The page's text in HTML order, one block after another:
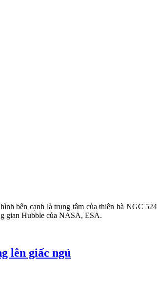
bên cạnh là trung tâm của thiên hà NGC
gian Hubble của NASA, ESA.
lên giấc ngủ